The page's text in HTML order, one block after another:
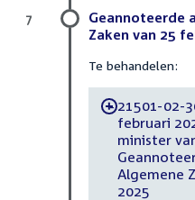
Geannoteerde
Zaken van 25
Te behandelen:
-21501-02-
februari
minister
Algemene
2025
7